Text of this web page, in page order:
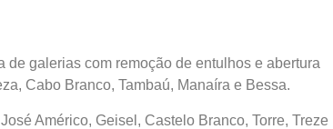
galerias com remoção de entulhos e abertura
Cabo Branco, Tambaú, Manaíra e Bessa.
Américo, Geisel, Castelo Branco, Torre, Treze